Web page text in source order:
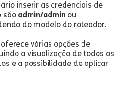
inserir as credenciais de
são admin/admin ou
do modelo do roteador.
várias opções de
a visualização de todos os
e a possibilidade de aplicar